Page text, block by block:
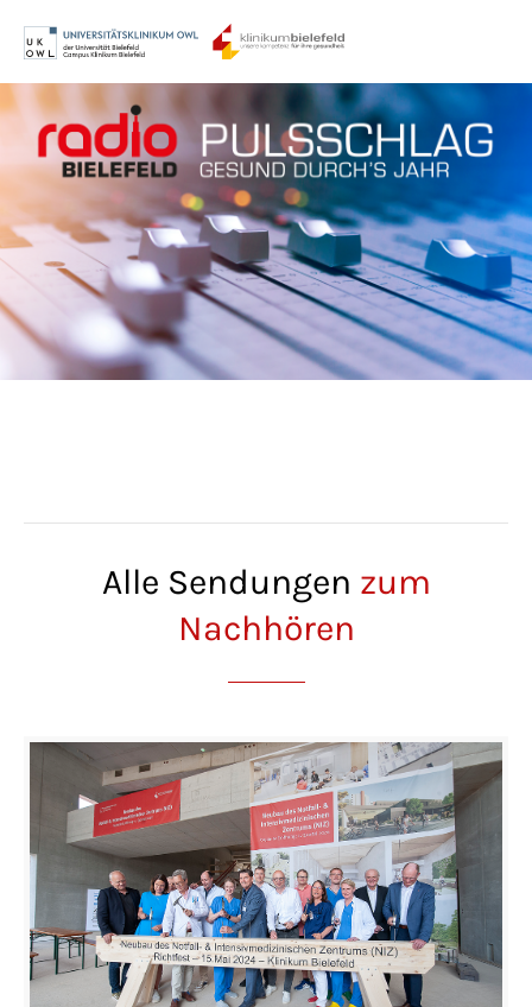
Login
Benutzername
Passwort
Anmelden
We offer support for our customers
Mon - Fri 8:00am - 5:00pm (GMT +1)
Get in touch
Cybersteel Inc.
376-293 City Road, Suite 600
San Francisco, CA 94102
Alle Sendungen zum
Nachhören